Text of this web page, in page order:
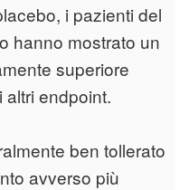
i pazienti del
hanno mostrato un
superiore
altri endpoint.
ben tollerato
avverso più